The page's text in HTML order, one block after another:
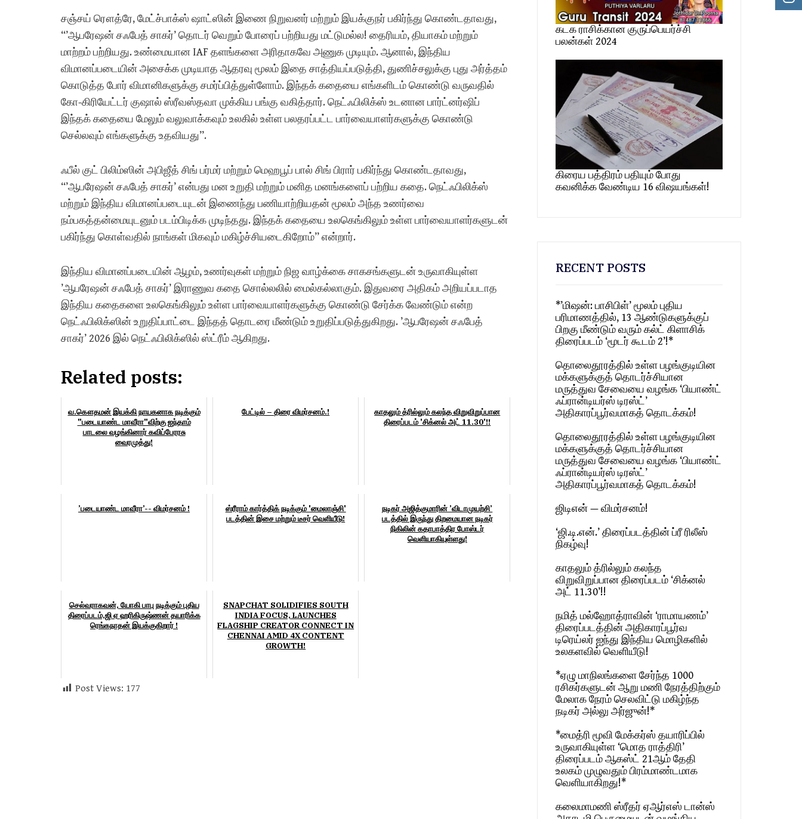
சஞ்சய் ரௌத்ரே, மேட்ச்பாக்ஸ் ஷாட்ஸின் இணை நிறுவனர் மற்றும் இயக்குநர் பகிர்ந்து கொண்டதாவது,
“’ஆபரேஷன் சஃபேத் சாகர்’ தொடர் வெறும் போரைப் பற்றியது மட்டுமல்ல! தைரியம், தியாகம் மற்றும்
மாற்றம் பற்றியது. உண்மையான IAF தளங்களை அரிதாகவே அணுக முடியும். ஆனால், இந்திய
விமானப்படையின் அசைக்க முடியாத ஆதரவு மூலம் இதை சாத்தியப்படுத்தி, துணிச்சலுக்கு புது அர்த்தம்
கொடுத்த போர் விமானிகளுக்கு சமர்ப்பித்துள்ளோம். இந்தக் கதையை எங்களிடம் கொண்டு வருவதில்
கோ-கிரியேட்டர் குஷால் ஸ்ரீவஸ்தவா முக்கிய பங்கு வகித்தார். நெட்ஃபிலிக்ஸ் உடனான பார்ட்னர்ஷிப்
இந்தக் கதையை மேலும் வலுவாக்கவும் உலகில் உள்ள பலதரப்பட்ட பார்வையாளர்களுக்கு கொண்டு
செல்லவும் எங்களுக்கு உதவியது”.
ஃபீல் குட் பிலிம்ஸின் அபிஜீத் சிங் பர்மர் மற்றும் மெஹபூப் பால் சிங் பிரார் பகிர்ந்து கொண்டதாவது,
“’ஆபரேஷன் சஃபேத் சாகர்’ என்பது மன உறுதி மற்றும் மனித மனங்களைப் பற்றிய கதை. நெட்ஃபிலிக்ஸ்
மற்றும் இந்திய விமானப்படையுடன் இணைந்து பணியாற்றியதன் மூலம் அந்த உணர்வை
நம்பகத்தன்மையுடனும் படம்பிடிக்க முடிந்தது. இந்தக் கதையை உலகெங்கிலும் உள்ள பார்வையாளர்களுடன்
பகிர்ந்து கொள்வதில் நாங்கள் மிகவும் மகிழ்ச்சியடைகிறோம்” என்றார்.
இந்திய விமானப்படையின் ஆழம், உணர்வுகள் மற்றும் நிஜ வாழ்க்கை சாகசங்களுடன் உருவாகியுள்ள
’ஆபரேஷன் சஃபேத் சாகர்’ இராணுவ கதை சொல்லலில் மைல்கல்லாகும். இதுவரை அதிகம் அறியப்படாத
இந்திய கதைகளை உலகெங்கிலும் உள்ள பார்வையாளர்களுக்கு கொண்டு சேர்க்க வேண்டும் என்ற
நெட்ஃபிலிக்ஸின் உறுதிப்பாட்டை இந்தத் தொடரை மீண்டும் உறுதிப்படுத்துகிறது. ’ஆபரேஷன் சஃபேத்
சாகர்’ 2026 இல் நெட்ஃபிலிக்ஸில் ஸ்ட்ரீம் ஆகிறது.
Related posts:
வ.கௌதமன் இயக்கி நாயகனாக நடிக்கும்
"படையாண்ட மாவீரா"விற்கு ஐந்தாம்
பாடலை வழங்கினார் கவிப்பேரரசு
வைரமுத்து!
பேட்டில் – திரை விமர்சனம்.!
காதலும் த்ரில்லும் கலந்த விறுவிறுப்பான
திரைப்படம் 'சிக்னல் அட் 11.30'!!
’படையாண்ட மாவீரா’-- விமர்சனம் !
ஸ்ரீராம் கார்த்திக் நடிக்கும் 'மைலாஞ்சி'
படத்தின் இசை மற்றும் டீசர் வெளியீடு!
நடிகர் அஜித்குமாரின் ’விடாமுயற்சி’
படத்தில் இருந்து திறமையான நடிகர்
நிகிலின் கதாபாத்திர போஸ்டர்
வெளியாகியுள்ளது!
செல்வராகவன், யோகி பாபு நடிக்கும் புதிய
திரைப்படம்,ஜி ஏ ஹரிகிருஷ்ணன் தயாரிக்க
ரெங்கநாதன் இயக்குகிறார் !
SNAPCHAT SOLIDIFIES SOUTH
INDIA FOCUS, LAUNCHES
FLAGSHIP CREATOR CONNECT IN
CHENNAI AMID 4X CONTENT
GROWTH!
Post Views: 177
கடக ராசிக்கான குருப்பெயர்ச்சி
பலன்கள் 2024
கிரைய பத்திரம் பதியும் போது
கவனிக்க வேண்டிய 16 விஷயங்கள்!
RECENT POSTS
*’மிஷன்: பாசிபிள்’ மூலம் புதிய
பரிமாணத்தில், 13 ஆண்டுகளுக்குப்
பிறகு மீண்டும் வரும் கல்ட் கிளாசிக்
திரைப்படம் ‘மூடர் கூடம் 2’!*
தொலைதூரத்தில் உள்ள பழங்குடியின
மக்களுக்குத் தொடர்ச்சியான
மருத்துவ சேவையை வழங்க ‘பியாண்ட்
ஃப்ரான்டியர்ஸ் டிரஸ்ட்’
அதிகாரப்பூர்வமாகத் தொடக்கம்!
தொலைதூரத்தில் உள்ள பழங்குடியின
மக்களுக்குத் தொடர்ச்சியான
மருத்துவ சேவையை வழங்க ‘பியாண்ட்
ஃப்ரான்டியர்ஸ் டிரஸ்ட்’
அதிகாரப்பூர்வமாகத் தொடக்கம்!
ஜிடிஎன் — விமர்சனம்!
‘ஜி.டி.என்.’ திரைப்படத்தின் ப்ரீ ரிலீஸ்
நிகழ்வு!
காதலும் த்ரில்லும் கலந்த
விறுவிறுப்பான திரைப்படம் ‘சிக்னல்
அட் 11.30’!!
நமித் மல்ஹோத்ராவின் ‘ராமாயணம்’
திரைப்படத்தின் அதிகாரப்பூர்வ
டிரெய்லர் ஐந்து இந்திய மொழிகளில்
உலகளவில் வெளியீடு!
*ஏழு மாநிலங்களை சேர்ந்த 1000
ரசிகர்களுடன் ஆறு மணி நேரத்திற்கும்
மேலாக நேரம் செலவிட்டு மகிழ்ந்த
நடிகர் அல்லு அர்ஜுன்!*
*மைத்ரி மூவி மேக்கர்ஸ் தயாரிப்பில்
உருவாகியுள்ள ‘மொத ராத்திரி’
திரைப்படம் ஆகஸ்ட் 21ஆம் தேதி
உலகம் முழுவதும் பிரம்மாண்டமாக
வெளியாகிறது!*
கலைமாமணி ஸ்ரீதர் ஏஆர்எஸ் டான்ஸ்